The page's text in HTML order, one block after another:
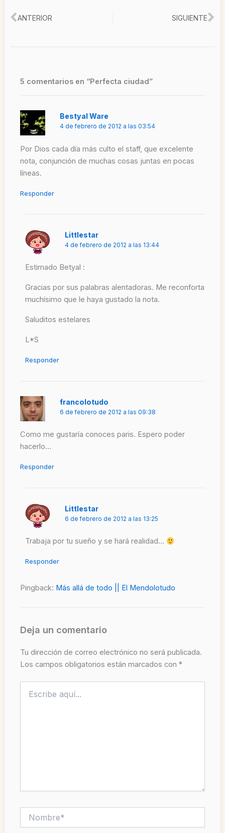
Ant
ANTERIOR SIGUIENTE
5 comentarios en “Perfecta ciudad”
Bestyal Ware
4 de febrero de 2012 a las 03:54
Por Dios cada día más culto el staff, que excelente
nota, conjunción de muchas cosas juntas en pocas
líneas.
Responder
Littlestar
4 de febrero de 2012 a las 13:44
Estimado Betyal :
Gracias por sus palabras alentadoras. Me reconforta
muchísimo que le haya gustado la nota.
Saluditos estelares
L*S
Responder
francolotudo
6 de febrero de 2012 a las 09:38
Como me gustaría conoces paris. Espero poder
hacerlo…
Responder
Littlestar
6 de febrero de 2012 a las 13:25
Trabaja por tu sueño y se hará realidad…
Responder
Pingback: Más allá de todo || El Mendolotudo
Deja un comentario
Tu dirección de correo electrónico no será publicada.
Los campos obligatorios están marcados con *
aquí...